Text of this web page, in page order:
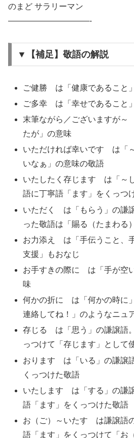
のまど サラリーマン
——————————-
▼【補足】敬語の解説
ご健勝 は「健康であること
ご多幸 は「幸せであること
末筆ながら／ございますが
たが」の意味
いただければ幸いです は「
いなぁ」の意味の敬語
いたしたく存じます は「～
語に丁寧語「ます」をくっつ
いただく は「もらう」の謙
った敬語は「賜る（たまわる
お力添え は「手伝うこと、
支援」もおなじ
お手すきの際に は「手が空
味
何かの折に は「何かの時に
連絡してね！」のようなニュ
存じる は「思う」の謙譲語
っつけて「存じます」として
おります は「いる」の謙譲
くっつけた敬語
いたします は「する」の謙
語「ます」をくっつけた敬語
お（ご）～いたす は謙譲語
語「ます」をくっつけて「お